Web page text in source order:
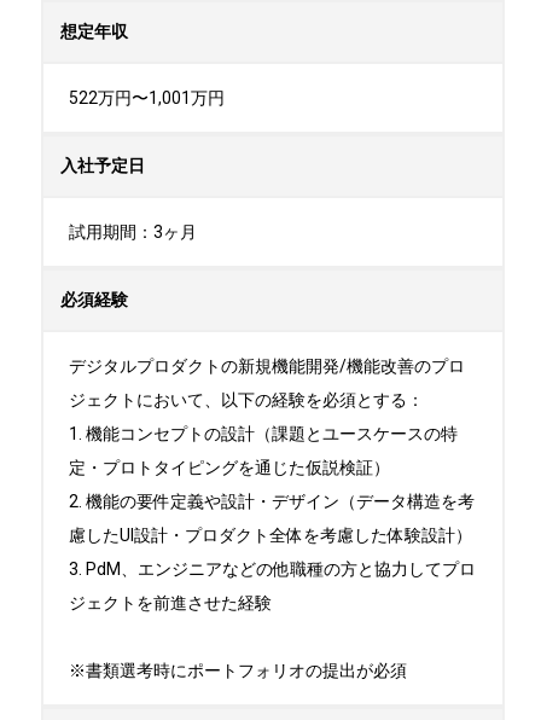
想定年収
522万円〜1,001万円
入社予定日
試用期間：3ヶ月
必須経験
デジタルプロダクトの新規機能開発/機能改善のプロ
ジェクトにおいて、以下の経験を必須とする：
1. 機能コンセプトの設計（課題とユースケースの特
定・プロトタイピングを通じた仮説検証）
2. 機能の要件定義や設計・デザイン（データ構造を考
慮したUI設計・プロダクト全体を考慮した体験設計）
3. PdM、エンジニアなどの他職種の方と協力してプロ
ジェクトを前進させた経験
※書類選考時にポートフォリオの提出が必須